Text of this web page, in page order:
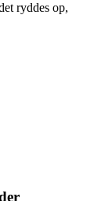
ryddes op,